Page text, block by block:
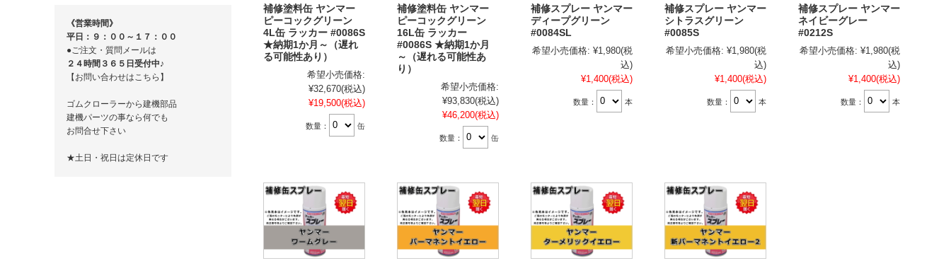
補修塗料缶 ヤンマー
ピーコックグリーン
4L缶 ラッカー #0086S
★納期1か月～（遅れ
る可能性あり）
希望小売価格:
¥32,670(税込)
¥19,500(税込)
数量： 缶
補修塗料缶 ヤンマー
ピーコックグリーン
16L缶 ラッカー
#0086S ★納期1か月
～（遅れる可能性あ
り）
希望小売価格:
¥93,830(税込)
¥46,200(税込)
数量： 缶
補修スプレー ヤンマー
ディープグリーン
#0084SL
希望小売価格: ¥1,980(税
込)
¥1,400(税込)
数量： 本
補修スプレー ヤンマー
シトラスグリーン
#0085S
希望小売価格: ¥1,980(税
込)
¥1,400(税込)
数量： 本
補修スプレー ヤンマー
ネイビーグレー
#0212S
希望小売価格: ¥1,980(税
込)
¥1,400(税込)
数量： 本
《営業時間》
平日：９：００～１７：００
●ご注文・質問メールは
２４時間３６５日受付中♪
【お問い合わせはこちら】
ゴムクローラーから建機部品
建機パーツの事なら何でも
お問合せ下さい
★土日・祝日は定休日です